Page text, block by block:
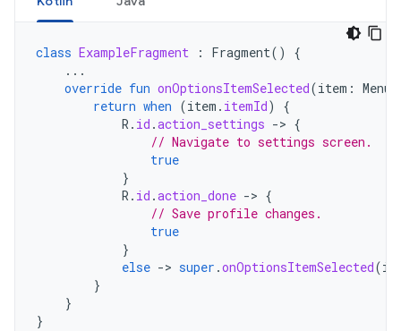
class ExampleFragment : Fragment()
{
...
override fun onOptionsItemSelected(item :
return when (item . itemId)
{
R . id .action_settings -> {
// Navigate to settings screen.
true
}
R . id .action_done -> {
// Save profile changes.
true
}
else -> super .onOptionsItemSelected(
}
}
}